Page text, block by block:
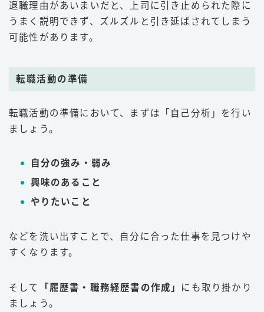
退職理由があいまいだと、上司に引き止められた際に
うまく説明できず、ズルズルと引き延ばされてしまう
可能性があります。
転職活動の準備
転職活動の準備において、まずは「自己分析」を行い
ましょう。
自分の強み・弱み
興味のあること
やりたいこと
などを洗い出すことで、自分に合った仕事を見つけや
すくなります。
そして 「履歴書・職務経歴書の作成」 にも取り掛かり
ましょう。